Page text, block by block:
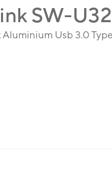
SW-
Aluminium Usb 3.0